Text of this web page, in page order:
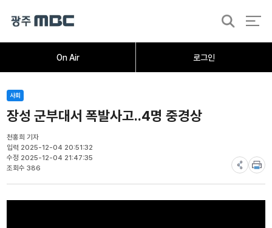
On Air 로그인
검
오늘의뉴스뉴스데스크 취재가시작되자
사회
장성 군부대서 폭발사고..4명 중경상
천홍희 기자
입력 2025-12-04 20:51:32
수정 2025-12-04 21:47:35
조회수 386